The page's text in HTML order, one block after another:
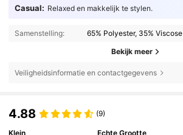
Casual: Relaxed en makkelijk te stylen.
Samenstelling: 65% Polyester, 35% Viscose
Bekijk meer
Veiligheidsinformatie en contactgegevens
4.88 (9)
Klein
Echte Grootte